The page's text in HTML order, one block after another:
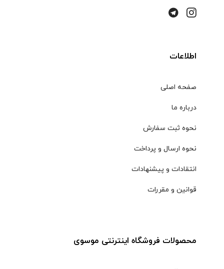
اطلاعات
صفحه اصلی
درباره ما
نحوه ثبت سفارش
نحوه ارسال و پرداخت
انتقادات و پیشنهادات
قوانین و مقررات
محصولات فروشگاه اینترنتی موسوی